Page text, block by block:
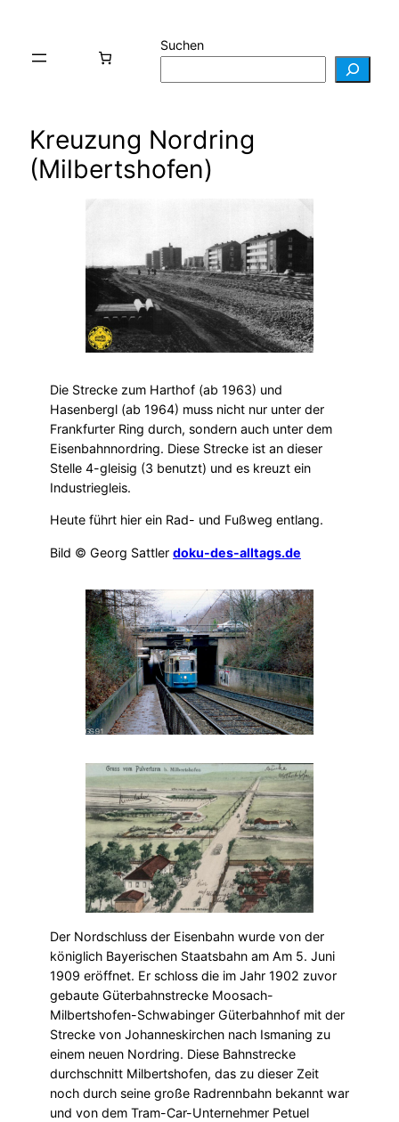
Suchen
Kreuzung Nordring
(Milbertshofen)
Die Strecke zum Harthof (ab 1963) und
Hasenbergl (ab 1964) muss nicht nur unter der
Frankfurter Ring durch, sondern auch unter dem
Eisenbahnnordring. Diese Strecke ist an dieser
Stelle 4-gleisig (3 benutzt) und es kreuzt ein
Industriegleis.
Heute führt hier ein Rad- und Fußweg entlang.
Bild © Georg Sattler doku-des-alltags.de
Der Nordschluss der Eisenbahn wurde von der
königlich Bayerischen Staatsbahn am Am 5. Juni
1909 eröffnet. Er schloss die im Jahr 1902 zuvor
gebaute Güterbahnstrecke Moosach-
Milbertshofen-Schwabinger Güterbahnhof mit der
Strecke von Johanneskirchen nach Ismaning zu
einem neuen Nordring. Diese Bahnstrecke
durchschnitt Milbertshofen, das zu dieser Zeit
noch durch seine große Radrennbahn bekannt war
und von dem Tram-Car-Unternehmer Petuel